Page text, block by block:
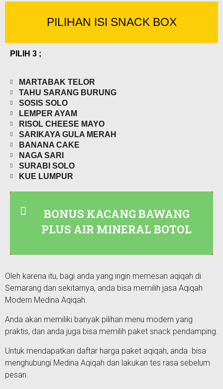
PILIHAN ISI SNACK BOX
PILIH 3 ;
MARTABAK TELOR
TAHU SARANG BURUNG
SOSIS SOLO
LEMPER AYAM
RISOL CHEESE MAYO
SARIKAYA GULA MERAH
BANANA CAKE
NAGA SARI
SURABI SOLO
KUE LUMPUR
BONUS KACANG BAWANG
PLUS AIR MINERAL BOTOL
Oleh karena itu, bagi anda yang ingin memesan aqiqah di
Semarang dan sekitarnya, anda bisa memilih jasa Aqiqah
Modern Medina Aqiqah.
Anda akan memiliki banyak pilihan menu modern yang
praktis, dan anda juga bisa memilih paket snack pendamping.
Untuk mendapatkan daftar harga paket aqiqah, anda bisa
menghubungi Medina Aqiqah dan lakukan tes rasa sebelum
pesan.